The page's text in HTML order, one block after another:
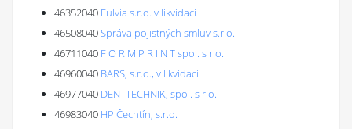
46352040 Fulvia s.r.o. v likvidaci
46508040Správa pojistných smluv s.r.o.
46711040 F O R M P R I N T spol. s r.o.
46960040 BARS, s.r.o., v likvidaci
46977040 DENTTECHNIK, spol. s r.o.
46983040 HP Čechtín, s.r.o.